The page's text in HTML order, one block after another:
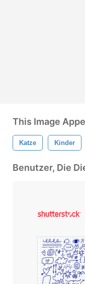
This Image
Katze Kinder
Benutzer, Die